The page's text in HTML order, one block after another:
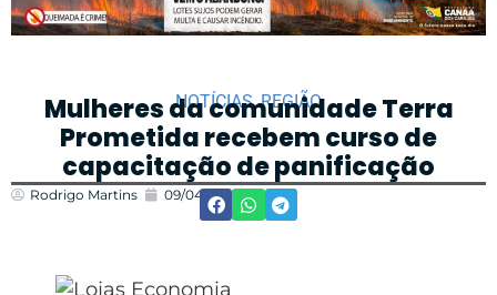
NOTÍCIAS,REGIÃO
Mulheres da comunidade Terra
Prometida recebem curso de
capacitação de panificação
Rodrigo Martins 09/04/2022 20:11